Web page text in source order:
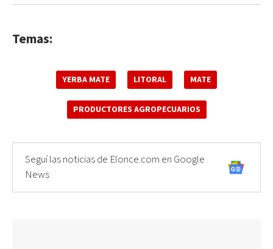
Temas:
YERBA MATE LITORAL MATE
PRODUCTORES AGROPECUARIOS
Seguí las noticias de Elonce.com en Google
News